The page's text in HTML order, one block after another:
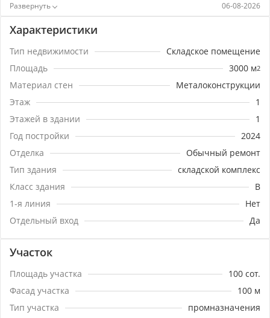
территорияВидеонаблюдение
06-08-2026
Характеристики
Тип недвижимости
Складское помещение
Площадь
3000 м2
Материал стен
Металоконструкции
Этаж
1
Этажей в здании
1
Год постройки
2024
Отделка
Обычный ремонт
Тип здания
складской комплекс
Класс здания
B
1-я линия
Нет
Отдельный вход
Да
Участок
Площадь участка 100 сот.
Фасад участка
100 м
Тип участка
промназначения